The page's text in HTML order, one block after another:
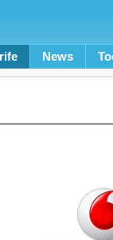
News